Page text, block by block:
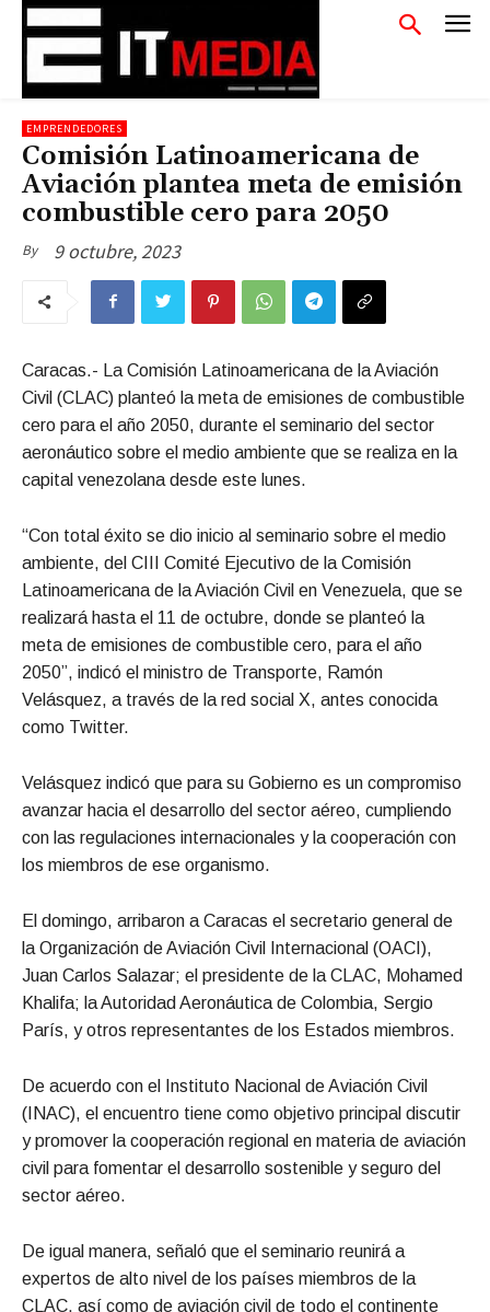
EMPRENDEDORES
Comisión Latinoamericana de
Aviación plantea meta de emisión
combustible cero para 2050
By 9 octubre, 2023
Caracas.- La Comisión Latinoamericana de la Aviación
Civil (CLAC) planteó la meta de emisiones de combustible
cero para el año 2050, durante el seminario del sector
aeronáutico sobre el medio ambiente que se realiza en la
capital venezolana desde este lunes.
“Con total éxito se dio inicio al seminario sobre el medio
ambiente, del CIII Comité Ejecutivo de la Comisión
Latinoamericana de la Aviación Civil en Venezuela, que se
realizará hasta el 11 de octubre, donde se planteó la
meta de emisiones de combustible cero, para el año
2050”, indicó el ministro de Transporte, Ramón
Velásquez, a través de la red social X, antes conocida
como Twitter.
Velásquez indicó que para su Gobierno es un compromiso
avanzar hacia el desarrollo del sector aéreo, cumpliendo
con las regulaciones internacionales y la cooperación con
los miembros de ese organismo.
El domingo, arribaron a Caracas el secretario general de
la Organización de Aviación Civil Internacional (OACI),
Juan Carlos Salazar; el presidente de la CLAC, Mohamed
Khalifa; la Autoridad Aeronáutica de Colombia, Sergio
París, y otros representantes de los Estados miembros.
De acuerdo con el Instituto Nacional de Aviación Civil
(INAC), el encuentro tiene como objetivo principal discutir
y promover la cooperación regional en materia de aviación
civil para fomentar el desarrollo sostenible y seguro del
sector aéreo.
De igual manera, señaló que el seminario reunirá a
expertos de alto nivel de los países miembros de la
CLAC, así como de aviación civil de todo el continente